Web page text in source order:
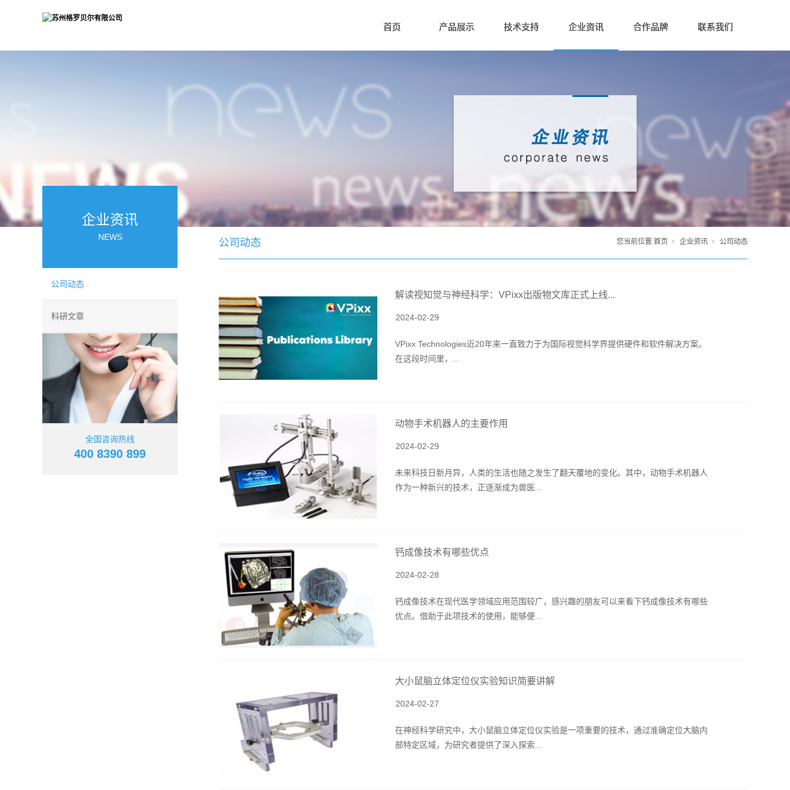
首页 产品展示 技术支持 企业资讯 合作品牌 联系我们
企业资讯
NEWS
公司动态
科研文章
全国咨询热线
400 8390 899
公司动态 您当前位置:首页 企业资讯 公司动态
解读视知觉与神经科学：VPixx出版物文库正式上线...
VPixx Technologies近20年来一直致力于为国际视觉科学界提供硬件和软件解决方案。
在这段时间里，...
2024-02-29
动物手术机器人的主要作用
未来科技日新月异，人类的生活也随之发生了翻天覆地的变化。其中，动物手术机器人
作为一种新兴的技术，正逐渐成为兽医...
2024-02-29
钙成像技术有哪些优点
钙成像技术在现代医学领域应用范围较广，感兴趣的朋友可以来看下钙成像技术有哪些
优点。借助于此项技术的使用，能够便...
2024-02-28
大小鼠脑立体定位仪实验知识简要讲解
在神经科学研究中，大小鼠脑立体定位仪实验是一项重要的技术，通过准确定位大脑内
部特定区域，为研究者提供了深入探索...
2024-02-27